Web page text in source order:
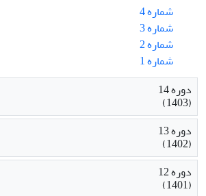
شماره 4
شماره 3
شماره 2
شماره 1
دوره 14
(1403)
دوره 13
(1402)
دوره 12
(1401)